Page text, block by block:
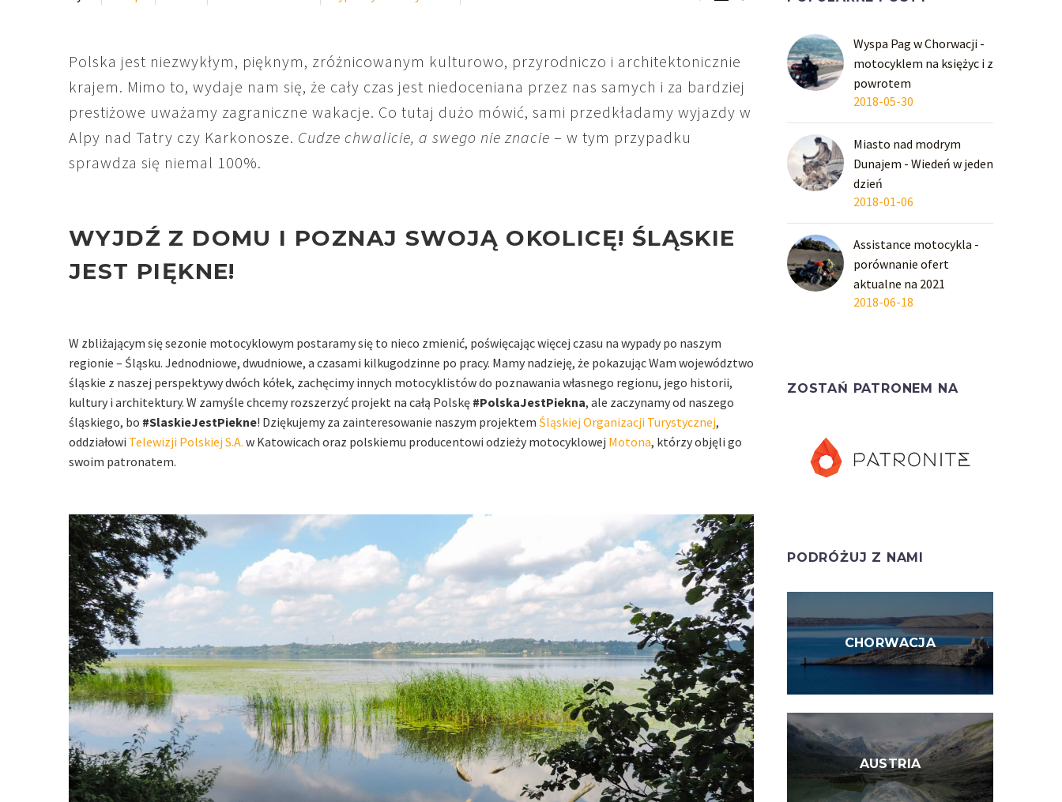
Polska jest niezwykłym, pięknym, zróżnicowanym kulturowo, przyrodniczo i architektonicznie
krajem. Mimo to, wydaje nam się, że cały czas jest niedoceniana przez nas samych i za bardziej
prestiżowe uważamy zagraniczne wakacje. Co tutaj dużo mówić, sami przedkładamy wyjazdy w
Alpy nad Tatry czy Karkonosze. Cudze chwalicie, a swego nie znacie – w tym przypadku
sprawdza się niemal 100%.
WYJDŹ Z DOMU I POZNAJ SWOJĄ OKOLICĘ! ŚLĄSKIE
JEST PIĘKNE!
W zbliżającym się sezonie motocyklowym postaramy się to nieco zmienić, poświęcając więcej czasu na wypady po naszym
regionie – Śląsku. Jednodniowe, dwudniowe, a czasami kilkugodzinne po pracy. Mamy nadzieję, że pokazując Wam województwo
śląskie z naszej perspektywy dwóch kółek, zachęcimy innych motocyklistów do poznawania własnego regionu, jego historii,
kultury i architektury. W zamyśle chcemy rozszerzyć projekt na całą Polskę #PolskaJestPiekna, ale zaczynamy od naszego
śląskiego, bo #SlaskieJestPiekne! Dziękujemy za zainteresowanie naszym projektem Śląskiej Organizacji Turystycznej,
oddziałowi Telewizji Polskiej S.A. w Katowicach oraz polskiemu producentowi odzieży motocyklowej Motona, którzy objęli go
swoim patronatem.
Wyspa Pag w Chorwacji -
motocyklem na księżyc i z
powrotem
2018-05-30
Miasto nad modrym
Dunajem - Wiedeń w jeden
dzień
2018-01-06
Assistance motocykla -
porównanie ofert
aktualne na 2021
2018-06-18
ZOSTAŃ PATRONEM NA
PODRÓŻUJ Z NAMI
CHORWACJA
AUSTRIA